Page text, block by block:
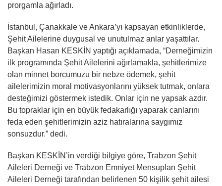
prorgamla ağırladı.
İstanbul, Çanakkale ve Ankara’yı kapsayan etkinliklerde,
Şehit Ailelerine duygusal ve unutulmaz anlar yaşattılar.
Başkan Hasan KESKİN yaptığı açıklamada, “Derneğimizin
ilk programında Şehit Ailelerini ağırlamakla, şehitlerimize
olan minnet borcumuzu bir nebze ödemek, şehit
ailelerimizin moral motivasyonlarını yüksek tutmak, onlara
desteğimizi göstermek istedik. Onlar için ne yapsak azdır.
Bu topraklar için en büyük fedakarlığı yaparak canlarını
feda eden şehitlerimizin aziz hatıralarına saygımız
sonsuzdur.” dedi.
Başkan KESKİN’in verdiği bilgiye göre, Trabzon Şehit
Aileleri Derneği ve Trabzon Emniyet Mensupları Şehit
Aileleri Derneği tarafından belirlenen 50 kişilik şehit ailesi